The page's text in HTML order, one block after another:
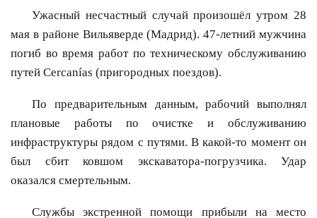
Ужасный несчастный случай произошёл утром 28
мая в районе Вильяверде (Мадрид). 47-летний мужчина
погиб во время работ по техническому обслуживанию
путей Cercanías (пригородных поездов).
По предварительным данным, рабочий выполнял
плановые работы по очистке и обслуживанию
инфраструктуры рядом с путями. В какой-то момент он
был сбит ковшом экскаватора-погрузчика. Удар
оказался смертельным.
Службы экстренной помощи прибыли на место